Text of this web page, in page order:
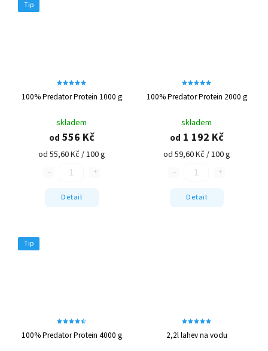
Tip
100% Predator Protein 1000 g
skladem
od 556 Kč
od 55,60 Kč / 100 g
Detail
100% Predator Protein 2000 g
skladem
od 1 192 Kč
od 59,60 Kč / 100 g
Detail
Tip
100% Predator Protein 4000 g 2,2l lahev na vodu